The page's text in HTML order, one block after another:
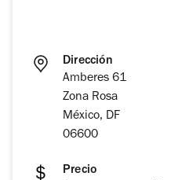
Dirección
Amberes 61
Zona Rosa
México, DF
06600
Precio